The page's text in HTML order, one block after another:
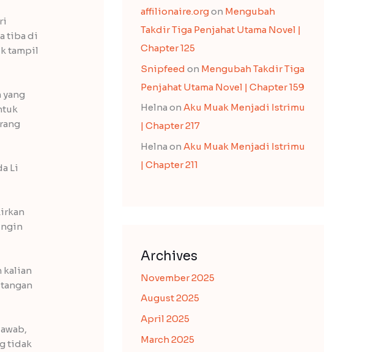
tiba di
tampil
yang
Li
kalian
tidak
affilionaire.orgon Mengubah
Takdir Tiga Penjahat Utama Novel |
Chapter 125
Snipfeed on Mengubah Takdir Tiga
Penjahat Utama Novel | Chapter 159
Helna on Aku Muak Menjadi Istrimu
| Chapter 217
Helna on Aku Muak Menjadi Istrimu
| Chapter 211
Archives
November 2025
August 2025
April 2025
March 2025